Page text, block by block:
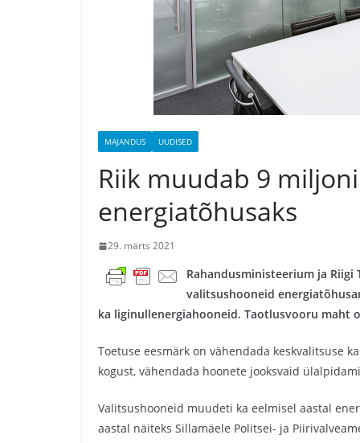
MAJANDUS UUDISED
Riik muudab 9
energiatõhusaks
29. märts 2021
Rahandusministeerium ja
valitsushooneid
ka liginullenergiahooneid. Taotlusvooru maht
Toetuse eesmärk on vähendada keskvalitsuse
kogust, vähendada hoonete jooksvaid
Valitsushooneid muudeti ka eelmisel aastal
aastal näiteks Sillamäele Politsei- ja